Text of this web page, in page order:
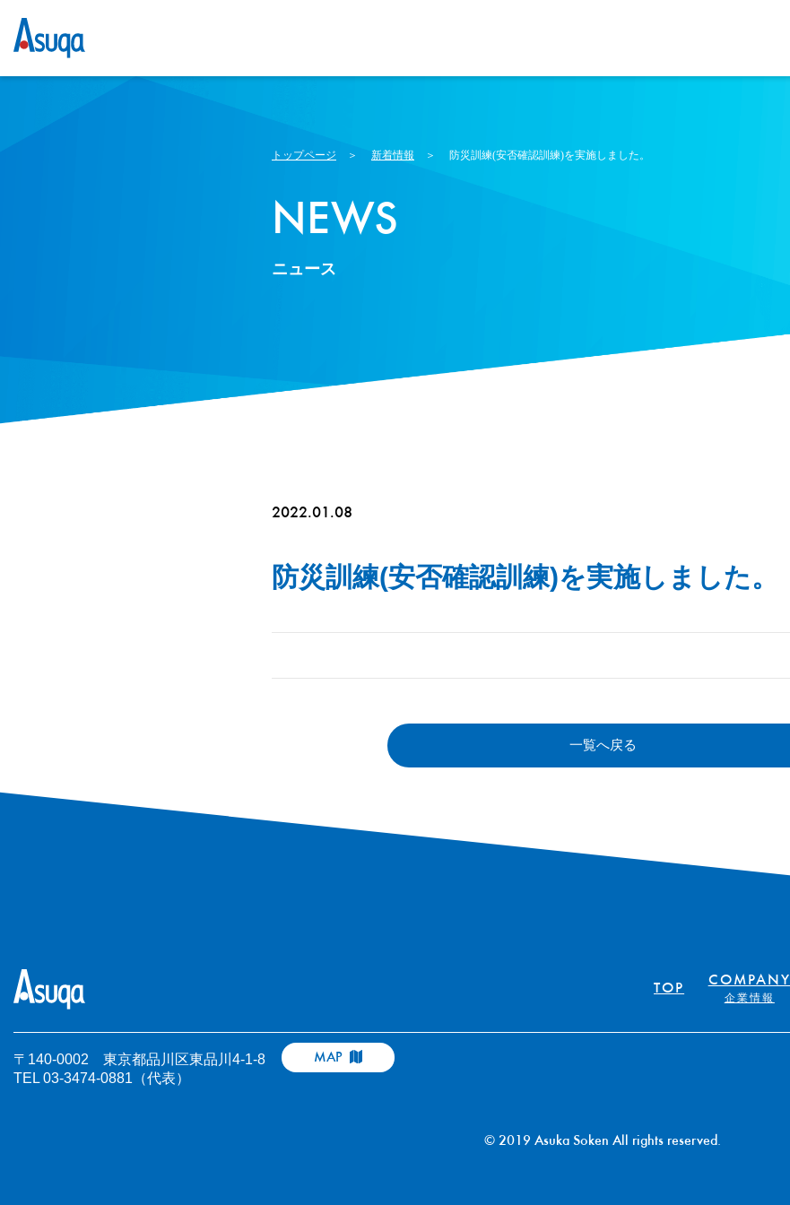
トップページ ＞ 新着情報 ＞ 防災訓練(安否確認訓練)を実施しました。
NEWS
ニュース
2022.01.08
防災訓練(安否確認訓練)を実施しました。
一覧へ戻る
TOP COMPANY
企業情報
〒140-0002 東京都品川区東品川4-1-8 MAP
TEL 03-3474-0881（代表）
© 2019 Asuka Soken All rights reserved.